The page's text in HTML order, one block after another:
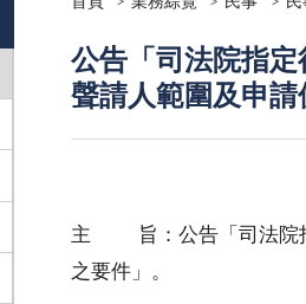
公告「司法院指
聲請人範圍及申請
主 旨：公告「司法院指
之要件」。